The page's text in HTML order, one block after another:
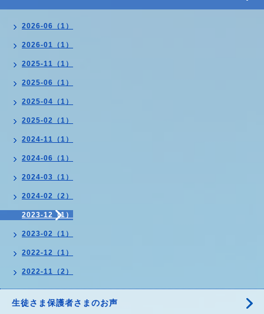
2026-06（1）
2026-01（1）
2025-11（1）
2025-06（1）
2025-04（1）
2025-02（1）
2024-11（1）
2024-06（1）
2024-03（1）
2024-02（2）
2023-12（1）
2023-02（1）
2022-12（1）
2022-11（2）
生徒さま保護者さまのお声